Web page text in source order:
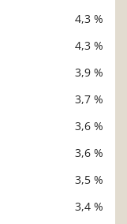
4,3 %
4,3 %
3,9 %
3,7 %
3,6 %
3,6 %
3,5 %
3,4 %